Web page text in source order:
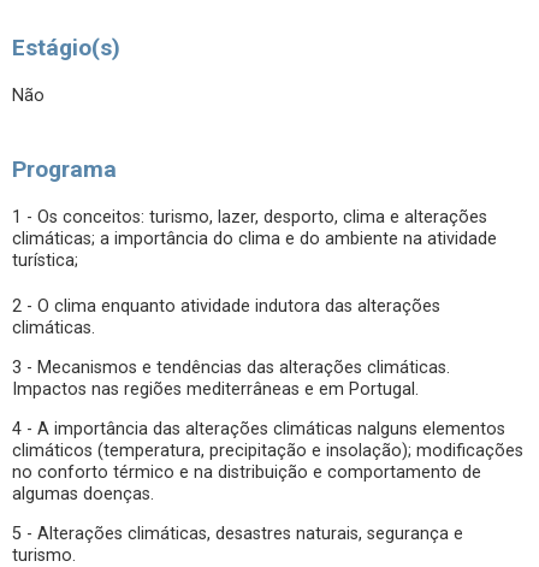
Estágio(s)
Não
Programa
1 - Os conceitos: turismo, lazer, desporto, clima e alterações
climáticas; a importância do clima e do ambiente na atividade
turística;
2 - O clima enquanto atividade indutora das alterações
climáticas.
3 - Mecanismos e tendências das alterações climáticas.
Impactos nas regiões mediterrâneas e em Portugal.
4 - A importância das alterações climáticas nalguns elementos
climáticos (temperatura, precipitação e insolação); modificações
no conforto térmico e na distribuição e comportamento de
algumas doenças.
5 - Alterações climáticas, desastres naturais, segurança e
turismo.